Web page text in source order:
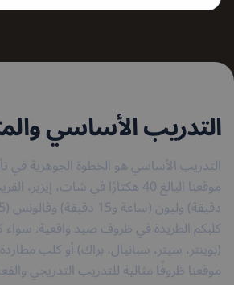
التدريب الأساسي
التدريب الأساسي هو الخطوة الجوهرية
كلبكم الطريدة في ظروف صيد واقعية.
(بوينتر، سيتر، سبانيال، براك) أو كلب
موقعنا ظروفًا مثالية للتدريب التدريجي